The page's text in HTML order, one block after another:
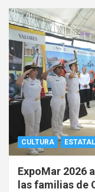
CULTURA ESTATAL
ExpoMar 2026
las familias de